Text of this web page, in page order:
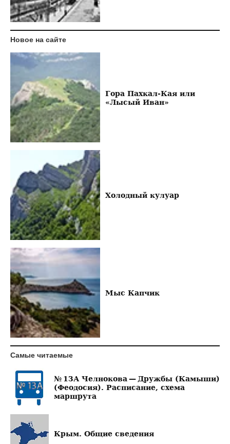
Новое на сайте
Гора Пахкал-Кая или
«Лысый Иван»
Холодный кулуар
Мыс Капчик
Самые читаемые
№ 13А Челнокова — Дружбы (Камыши)
(Феодосия). Расписание, схема
маршрута
Крым. Общие сведения